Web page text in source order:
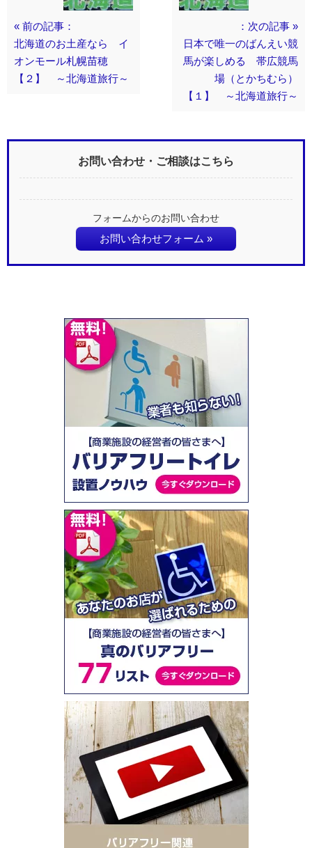
« 前の記事：
北海道のお土産なら イ
オンモール札幌苗穂
【２】 ～北海道旅行～
：次の記事 »
日本で唯一のばんえい競
馬が楽しめる 帯広競馬
場（とかちむら）
【１】 ～北海道旅行～
お問い合わせ・ご相談はこちら
フォームからのお問い合わせ
お問い合わせフォーム »